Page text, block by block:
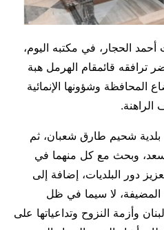
أحمد الحجار، في مكتبه اليوم،
ترافقه قائمقام الهرمل هبة
وشؤونها الإنمائية
بلدية شحيم طارق شعبان، ثم
وبحث مع كل منهما في
دور البلديات، إضافة إلى
المضيفة، لا سيما في ظل
وأزمة النزوح وتداعياتها على